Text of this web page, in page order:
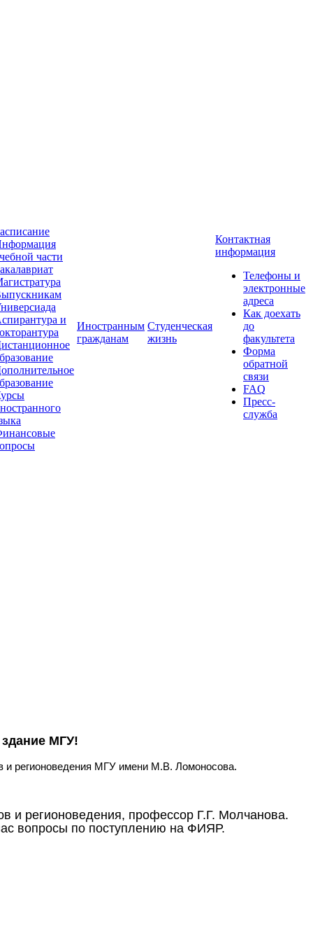
части
и
Иностранным
гражданам
Студенческая
жизнь
Контактная
информация
Телефоны и
электронные
адреса
Как доехать
до
факультета
Форма
обратной
связи
FAQ
Пресс-
служба
МГУ!
и регионоведения МГУ имени М.В. Ломоносова.
и регионоведения, профессор Г.Г. Молчанова.
вопросы по поступлению на ФИЯР.